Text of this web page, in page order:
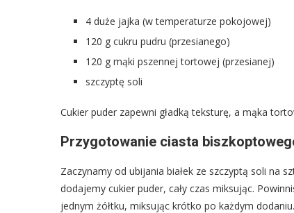
4 duże jajka (w temperaturze pokojowej)
120 g cukru pudru (przesianego)
120 g mąki pszennej tortowej (przesianej)
szczyptę soli
Cukier puder zapewni gładką teksturę, a mąka
Przygotowanie ciasta
Zaczynamy od ubijania białek ze szczyptą soli na
dodajemy cukier puder, cały czas miksując.
jednym żółtku, miksując krótko po każdym